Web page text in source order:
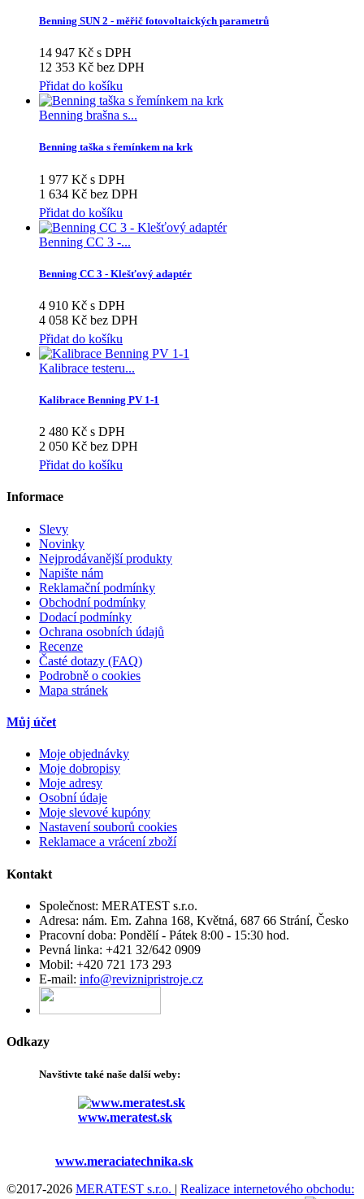
Benning SUN 2 - měřič fotovoltaických parametrů
14 947 Kč s DPH
12 353 Kč bez DPH
Přidat do košíku
Benning brašna s...
Benning taška s řemínkem na krk
1 977 Kč s DPH
1 634 Kč bez DPH
Přidat do košíku
Benning CC 3 -...
Benning CC 3 - Klešťový adaptér
4 910 Kč s DPH
4 058 Kč bez DPH
Přidat do košíku
Kalibrace testeru...
Kalibrace Benning PV 1-1
2 480 Kč s DPH
2 050 Kč bez DPH
Přidat do košíku
Informace
Slevy
Novinky
Nejprodávanější produkty
Napište nám
Reklamační podmínky
Obchodní podmínky
Dodací podmínky
Ochrana osobních údajů
Recenze
Časté dotazy (FAQ)
Podrobně o cookies
Mapa stránek
Můj účet
Moje objednávky
Moje dobropisy
Moje adresy
Osobní údaje
Moje slevové kupóny
Nastavení souborů cookies
Reklamace a vrácení zboží
Kontakt
Společnost: MERATEST s.r.o.
Adresa: nám. Em. Zahna 168, Květná, 687 66 Strání, Česko
Pracovní doba: Pondělí - Pátek 8:00 - 15:30 hod.
Pevná linka: +421 32/642 0909
Mobil: +420 721 173 293
E-mail: info@reviznipristroje.cz
Odkazy
Navštivte také naše další weby:
www.meratest.sk
www.meraciatechnika.sk
©2017-2026 MERATEST s.r.o. | Realizace internetového obchodu: